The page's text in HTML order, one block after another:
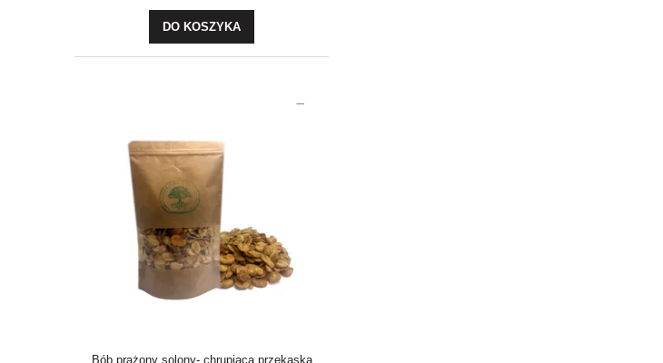
DO KOSZYKA
Bób prażony solony- chrupiącą przekąska